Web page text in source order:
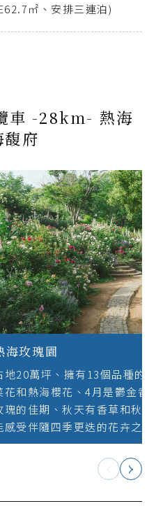
㎡、安排三連泊)
車 -28km- 熱海
府
亦是重要觀光景點，海
形成的火山口，山頂呈
乘纜車至山頂。登頂之
可一覽無疑。